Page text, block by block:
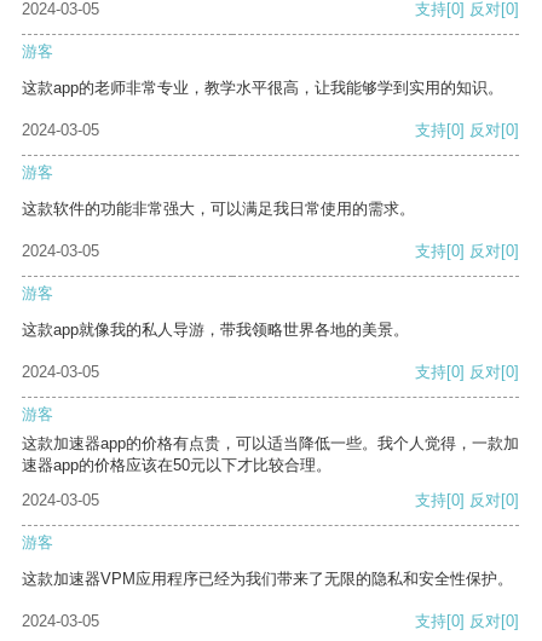
2024-03-05 支持[0] 反对[0]
游客
这款app的老师非常专业，教学水平很高，让我能够学到实用的知识。
2024-03-05 支持[0] 反对[0]
游客
这款软件的功能非常强大，可以满足我日常使用的需求。
2024-03-05 支持[0] 反对[0]
游客
这款app就像我的私人导游，带我领略世界各地的美景。
2024-03-05 支持[0] 反对[0]
游客
这款加速器app的价格有点贵，可以适当降低一些。我个人觉得，一款加
速器app的价格应该在50元以下才比较合理。
2024-03-05
支持[0] 反对[0]
游客
这款加速器VPM应用程序已经为我们带来了无限的隐私和安全性保护。
2024-03-05 支持[0] 反对[0]